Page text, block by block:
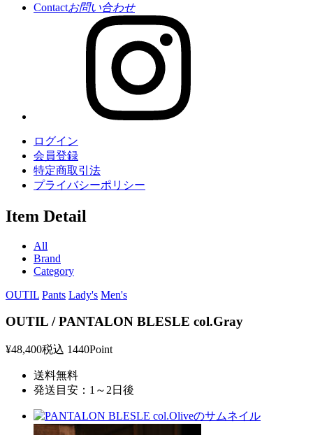
Contactお問い合わせ
ログイン
会員登録
特定商取引法
プライバシーポリシー
Item Detail
All
Brand
Category
OUTIL Pants Lady's Men's
OUTIL / PANTALON BLESLE col.Gray
¥48,400税込 1440Point
送料無料
発送目安：1～2日後